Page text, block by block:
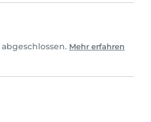
Mehr erfahren